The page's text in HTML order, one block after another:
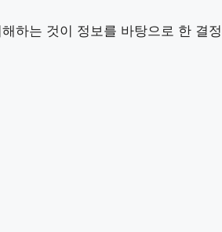
하는 것이 정보를 바탕으로 한 결정